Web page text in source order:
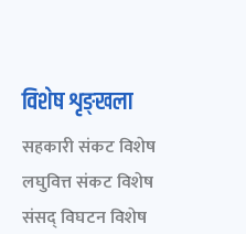
विशेष शृङ्खला
सहकारी संकट विशेष
लघुवित्त संकट विशेष
संसद् विघटन विशेष